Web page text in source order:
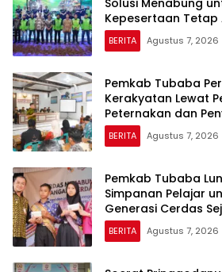
Solusi Menabung
Kepesertaan Tetap
BERITA Agustus 7, 2026
Pemkab Tubaba
Kerakyatan Lewat
Peternakan dan
BERITA Agustus 7, 2026
Pemkab Tubaba
Simpanan Pelajar
Generasi Cerdas
BERITA Agustus 7, 2026